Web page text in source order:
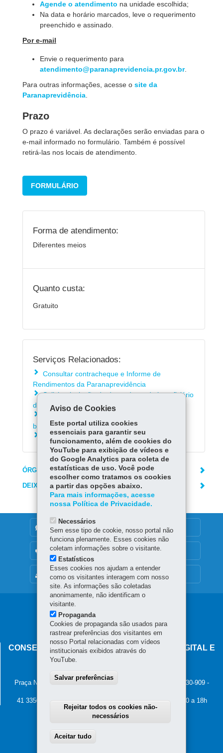
Agende o atendimento na unidade escolhida;
Na data e horário marcados, leve o requerimento
preenchido e assinado.
Por e-mail
Envie o requerimento para
atendimento@paranaprevidencia.pr.gov.br.
Para outras informações, acesse o site da
Paranaprevidência
Prazo
O prazo é variável. As declarações serão enviadas para o
e-mail informado no formulário. Também é possível
retirá-las nos locais de atendimento.
FORMULÁRIO
Forma de atendimento:
Diferentes meios
Quanto custa:
Gratuito
Serviços Relacionados:
Consultar contracheque e Informe de
Rendimentos da Paranaprevidência
Solicitar inclusão de dependente de beneficiário
da Paranaprevidência
beneficiário da Paranaprevidência
Atualizar cadastro na Paraprevidência
ÓRGÃO RESPONSÁVEL
DEIXE SUA OPINIÃO
MAPA DO SITE
DENUNCIE CORRUPÇÃO
OUVIDORIA
Navegação
principal
CONSELHO ESTADUAL DE GOVERNANÇA DIGITAL E
SEGURANÇA DA INFORMAÇÃO
Palácio Iguaçu
Praça Nossa Senhora de Salette, s/n - Centro Cívico
80.530-909 -
41 3350-2400 - Horário de atendimento: 8h30 a 12h e 13h30 a 18h
Aviso de Cookies
Este portal utiliza cookies
essenciais para garantir seu
funcionamento, além de cookies do
YouTube para exibição de vídeos e
do Google Analytics para coleta de
estatísticas de uso. Você pode
escolher como tratamos os cookies
a partir das opções abaixo.
Para mais informações, acesse
nossa Política de Privacidade.
Necessários
Sem esse tipo de cookie, nosso portal não
funciona plenamente. Esses cookies não
coletam informações sobre o visitante.
Estatísticos
Esses cookies nos ajudam a entender
como os visitantes interagem com nosso
site. As informações são coletadas
anonimamente, não identificam o
visitante.
Propaganda
Cookies de propaganda são usados para
rastrear preferências dos visitantes em
nosso Portal relacionadas com vídeos
institucionais exibidos através do
YouTube.
Salvar preferências
Rejeitar todos os cookies não-
necessários
Aceitar tudo